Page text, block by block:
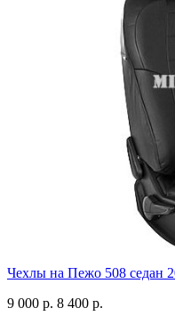
Чехлы на Пежо 508 седан
9 000 р. 8 400 р.